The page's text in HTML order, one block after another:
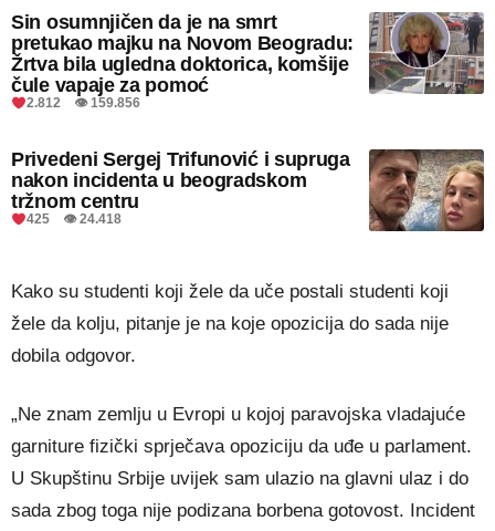
Sin osumnjičen da je na smrt
pretukao majku na Novom Beogradu:
Žrtva bila ugledna doktorica, komšije
čule vapaje za pomoć
2.812 👁 159.856
Privedeni Sergej Trifunović i supruga
nakon incidenta u beogradskom
tržnom centru
425 👁 24.418
Kako su studenti koji žele da uče postali studenti koji
žele da kolju, pitanje je na koje opozicija do sada nije
dobila odgovor.
„Ne znam zemlju u Evropi u kojoj paravojska vladajuće
garniture fizički sprječava opoziciju da uđe u parlament.
U Skupštinu Srbije uvijek sam ulazio na glavni ulaz i do
sada zbog toga nije podizana borbena gotovost. Incident